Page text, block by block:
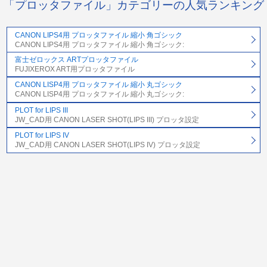
「プロッタファイル」カテゴリーの人気ランキング
CANON LIPS4用 プロッタファイル 縮小 角ゴシック
CANON LIPS4用 プロッタファイル 縮小 角ゴシック:
富士ゼロックス ARTプロッタファイル
FUJIXEROX ART用プロッタファイル
CANON LISP4用 プロッタファイル 縮小 丸ゴシック
CANON LISP4用 プロッタファイル 縮小 丸ゴシック:
PLOT for LIPS III
JW_CAD用 CANON LASER SHOT(LIPS III) プロッタ設定
PLOT for LIPS IV
JW_CAD用 CANON LASER SHOT(LIPS IV) プロッタ設定